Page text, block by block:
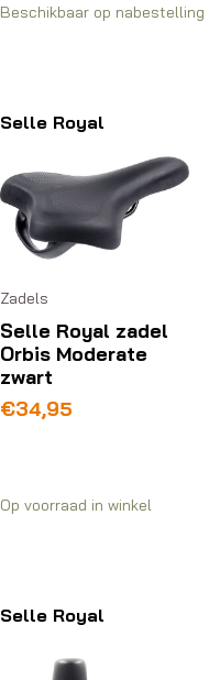
Beschikbaar op nabestelling
Selle Royal
Zadels
Selle Royal zadel
Orbis Moderate
zwart
€34,95
Op voorraad in winkel
Selle Royal